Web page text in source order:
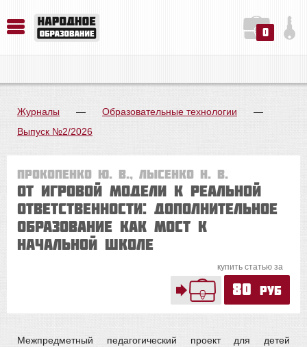
0
Журналы — Образовательные технологии
—
Выпуск №2/2026
Прокопенко Ю. В., Лысенко Н. В.
От игровой модели к реальной
ответственности: дополнительное
образование как мост к
начальной школе
купить статью за
80 руб
Межпредметный педагогический проект для детей